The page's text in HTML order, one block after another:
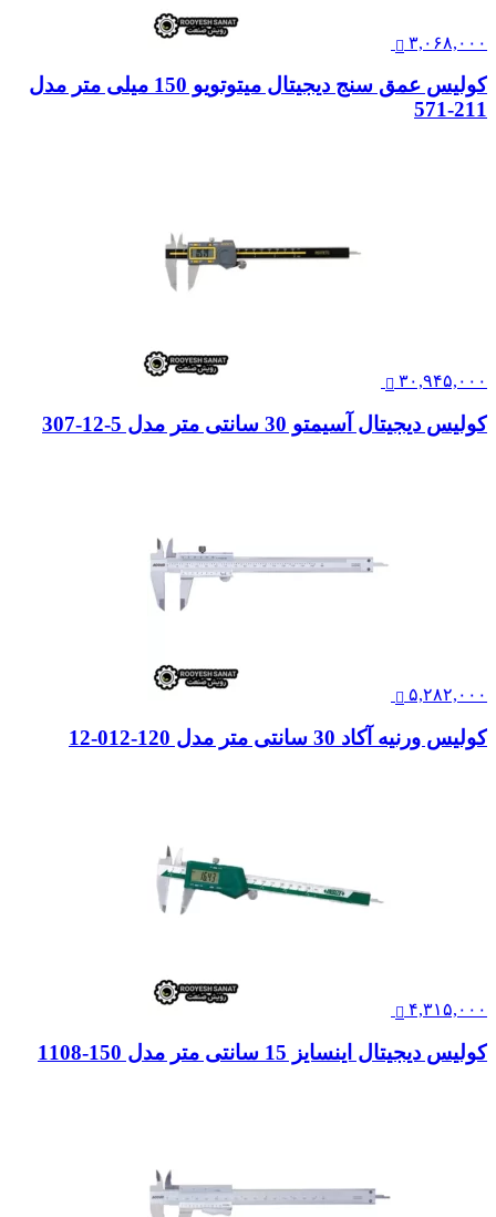
۳,۰۶۸,۰۰۰
کولیس عمق سنج دیجیتال میتوتویو 150 میلی متر مدل
211-571
۳۰,۹۴۵,۰۰۰
کولیس دیجیتال آسیمتو 30 سانتی متر مدل 5-12-307
۵,۲۸۲,۰۰۰
کولیس ورنیه آکاد 30 سانتی متر مدل 120-012-12
۴,۳۱۵,۰۰۰
کولیس دیجیتال اینسایز 15 سانتی متر مدل 150-1108